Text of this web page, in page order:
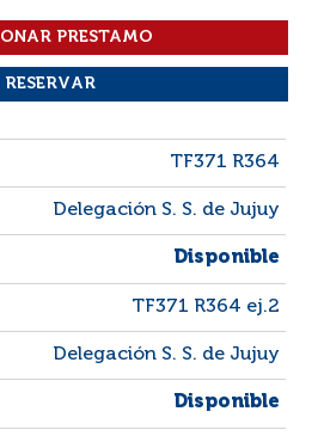
TF371 R364
Delegación S. S. de Jujuy
Disponible
TF371 R364 ej.2
Delegación S. S. de Jujuy
Disponible